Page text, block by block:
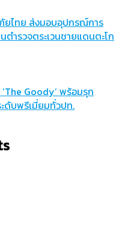
ยไทย ส่งมอบอุปกรณ์การ
ตำรวจตระเวนชายแดนตะโก
‘The Goody’ พร้อมรุก
ดับพรีเมี่ยมทั่วปท.